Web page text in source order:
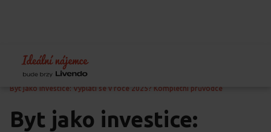
Home Blog
Finance
Byt jako investice: Vyplatí se v roce 2025? Kompletní průvodce
Byt jako investice: